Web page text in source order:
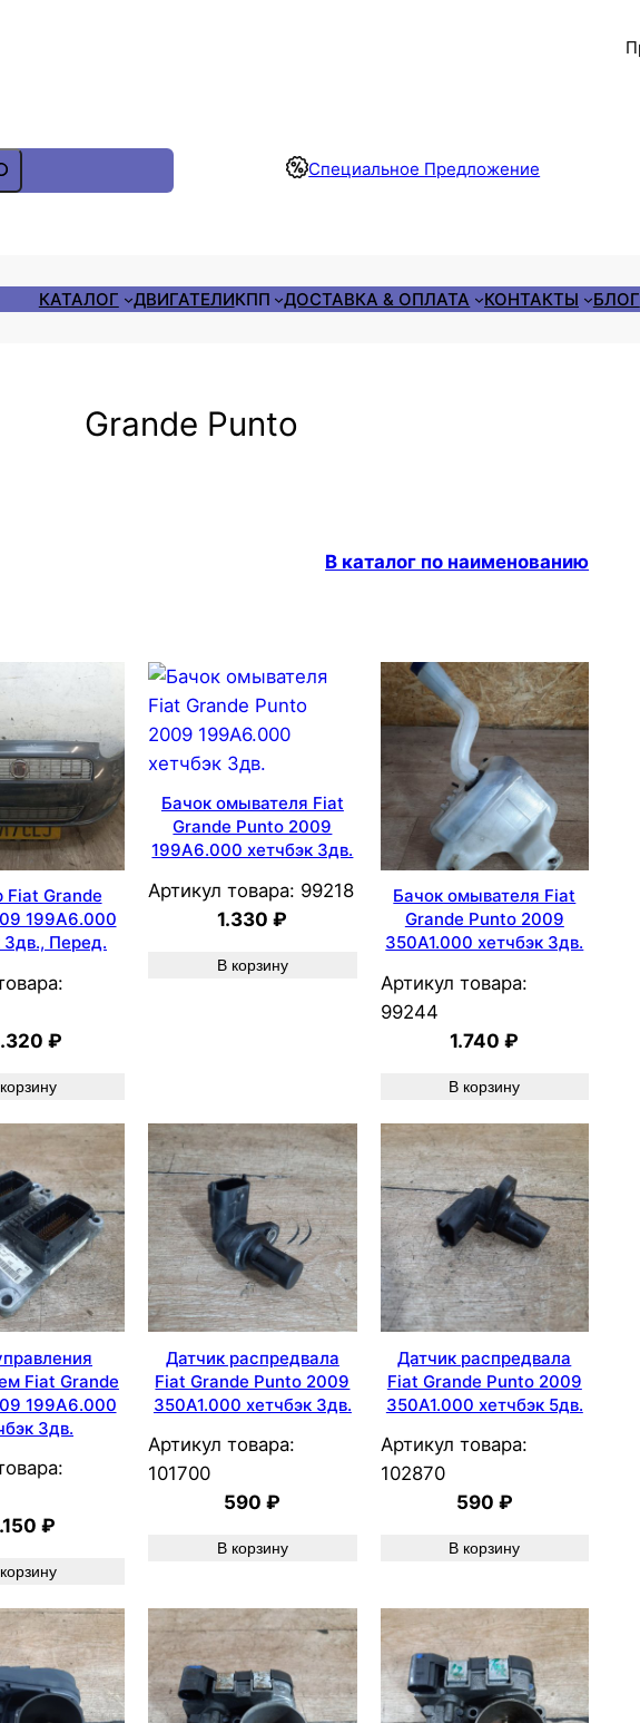
Специальное Предложение
КАТАЛОГ ДВИГАТЕЛИКПП ДОСТАВКА & ОПЛАТА КОНТАКТЫ БЛОГ
Grande Punto
В каталог по наименованию
Fiat Grande
199A6.000
3дв., Перед.
₽
Бачок омывателя Fiat
Grande Punto 2009
199A6.000 хетчбэк 3дв.
Артикул товара: 99218
1.330₽
В корзину
Бачок омывателя Fiat
Grande Punto 2009
350A1.000 хетчбэк 3дв.
Артикул товара:
99244
1.740₽
В корзину
Fiat Grande
199A6.000
3дв.
₽
Датчик распредвала
Fiat Grande Punto 2009
350A1.000 хетчбэк 3дв.
Артикул товара:
101700
590₽
В корзину
Датчик распредвала
Fiat Grande Punto 2009
350A1.000 хетчбэк 5дв.
Артикул товара:
102870
590 ₽
В корзину